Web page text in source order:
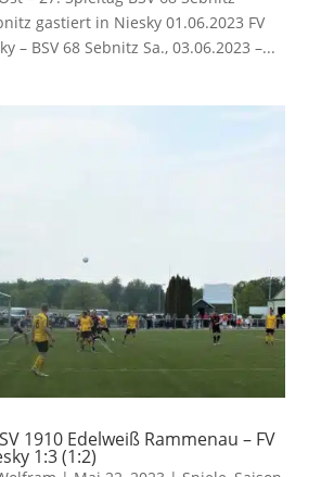
gastiert in Niesky 01.06.2023 FV
– BSV 68 Sebnitz Sa., 03.06.2023 –...
1910 Edelweiß Rammenau – FV
1:3 (1:2)